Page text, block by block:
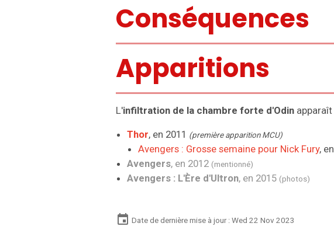
Conséquences
Apparitions
L'infiltration de la chambre forte d'Odin apparaît
Thor, en 2011 (première apparition MCU)
Avengers : Grosse semaine pour Nick Fury,
Avengers, en 2012 (mentionné)
Avengers : L'Ère d'Ultron, en 2015 (photos)
Date de dernière mise à jour : Wed 22 Nov 2023